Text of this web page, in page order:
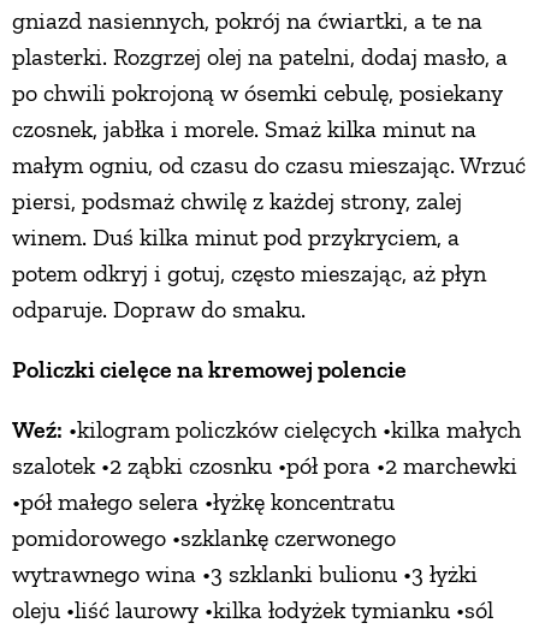
gniazd nasiennych, pokrój na ćwiartki, a te na
plasterki. Rozgrzej olej na patelni, dodaj masło, a
po chwili pokrojoną w ósemki cebulę, posiekany
czosnek, jabłka i morele. Smaż kilka minut na
małym ogniu, od czasu do czasu mieszając. Wrzuć
piersi, podsmaż chwilę z każdej strony, zalej
winem. Duś kilka minut pod przykryciem, a
potem odkryj i gotuj, często mieszając, aż płyn
odparuje. Dopraw do smaku.
Policzki cielęce na kremowej polencie
Weź: •kilogram policzków cielęcych •kilka małych
szalotek •2 ząbki czosnku •pół pora •2 marchewki
•pół małego selera •łyżkę koncentratu
pomidorowego •szklankę czerwonego
wytrawnego wina •3 szklanki bulionu •3 łyżki
oleju •liść laurowy •kilka łodyżek tymianku •sól
CIASTA I DESERY
DODATKI
PRZETWORY
INNE